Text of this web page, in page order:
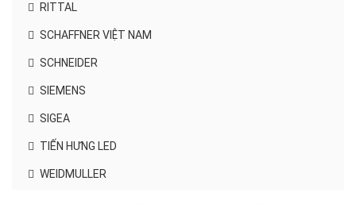
RITTAL
SCHAFFNER VIỆT NAM
SCHNEIDER
SIEMENS
SIGEA
TIẾN HƯNG LED
WEIDMULLER